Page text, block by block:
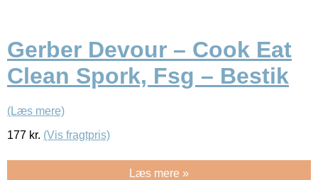
Gerber Devour – Cook Eat
Clean Spork, Fsg – Bestik
(Læs mere)
177 kr. (Vis fragtpris)
Læs mere »